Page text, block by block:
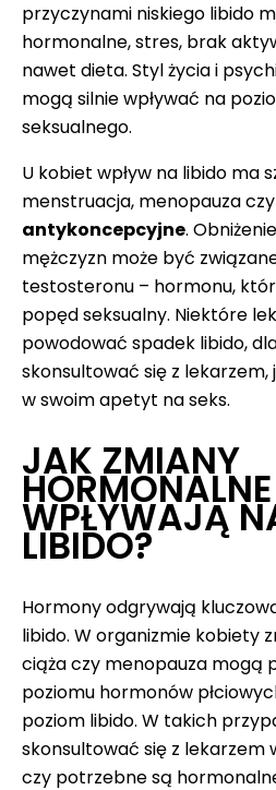
przyczynami niskiego libido
hormonalne, stres, brak
nawet dieta. Styl życia i
mogą silnie wpływać na
seksualnego.
U kobiet wpływ na libido ma
menstruacja, menopauza czy
antykoncepcyjne.
mężczyzn może być
testosteronu – hormonu,
popęd seksualny. Niektóre
powodować spadek libido,
skonsultować się z lekarzem,
w swoim apetyt na seks.
JAK ZMIANY
HORMONALNE
WPŁYWAJĄ
LIBIDO?
Hormony odgrywają
libido. W organizmie kobiety
ciąża czy menopauza mogą
poziomu hormonów
poziom libido. W takich
skonsultować się z lekarzem
czy potrzebne są